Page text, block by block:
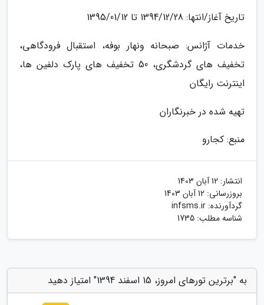
تاریخ آغاز/انتها: 1394/12/28 تا 1395/01/12
خدمات آژانس: صبحانه ونهار بوفه، استقبال فرودگاهی،
تخفیف های گردشگری، 50 تخفیف های پارک دلفین ها،
اینترنت رایگان
تهیه شده در خبرنگاران
منبع: کجارو
انتشار: 12 آبان 1403
بروزرسانی: 12 آبان 1403
گردآورنده: infsms.ir
شناسه مطلب: 1735
به "برترین تورهای امروز، 15 اسفند 1394" امتیاز دهید